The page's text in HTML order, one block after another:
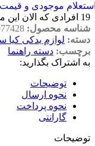
موجودی و قیمت
19 افرادی که الان
شناسه محصول:
دسته: لوازم یدکی کیا
برچسب: دسته راهنما
به اشتراک بگذارید:
توضیحات
نحوه ارسال
نحوه پرداخت
گارانتی
توضیحات